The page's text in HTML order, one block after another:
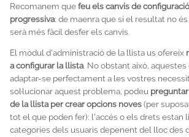
Recomanem quefeu els canvis de
progressiva: de maenra que si el resultat no
serà més fàcil desfer els canvis.
El mòdul d'administració de la llista us ofereix
a configurar la llista. No obstant això,
adaptar-se perfectament a les vostres
sol·lucionar aquest problema, podeu
de la llista per crear opcions noves(per
tot el que poden fer): l'accés o els drets estan
categories dels usuaris depenent del lloc des